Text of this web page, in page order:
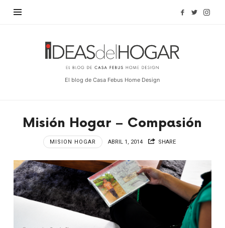
Ideas
del
Hogar
El blog de Casa Febus Home Design
Misión Hogar – Compasión
MISION HOGAR ABRIL 1, 2014 SHARE